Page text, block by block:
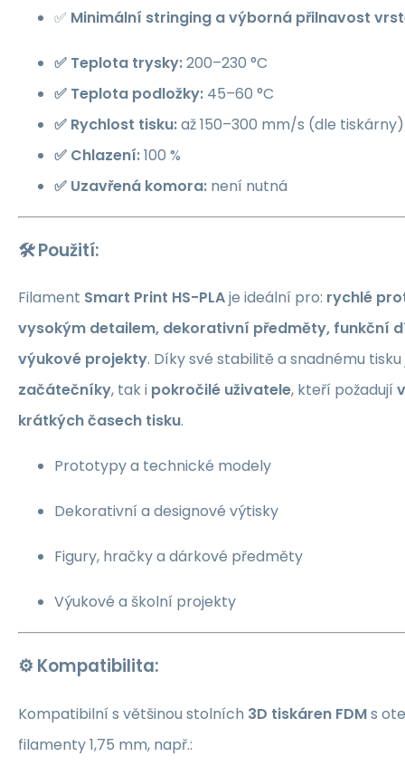
✅ Minimální stringing a výborná přilnavost
✅ Teplota trysky:200–230 °C
✅ Teplota podložky: 45–60 °C
✅ Rychlost tisku:až 150–300 mm/s (dle tiskárny)
✅ Chlazení:100 %
✅ Uzavřená komora: není nutná
🛠️Použití:
Filament Smart Print HS-PLAje ideální pro: rychlé
vysokým detailem, dekorativní předměty, funkční
výukové projekty. Díky své stabilitě a snadnému
začátečníky, tak i pokročilé uživatele, kteří požadují
krátkých časech tisku.
Prototypy a technické modely
Dekorativní a designové výtisky
Figury, hračky a dárkové předměty
Výukové a školní projekty
⚙️ Kompatibilita:
Kompatibilní s většinou stolních 3D tiskáren FDMs
filamenty 1,75 mm, např.: